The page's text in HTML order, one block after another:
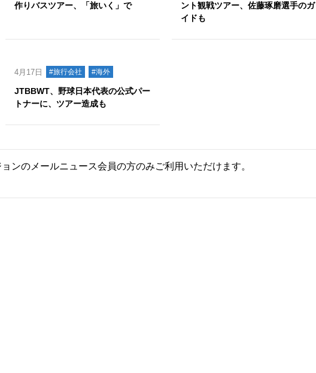
作りバスツアー、「旅いく」で
ント観戦ツアー、佐藤琢磨選手のガ
イドも
4月17日 #旅行会社 #海外
JTBBWT、野球日本代表の公式パー
トナーに、ツアー造成も
ンのメールニュース会員の方のみご利用いただけます。